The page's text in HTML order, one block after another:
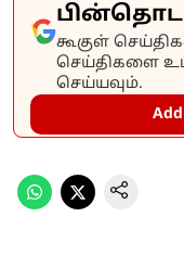
கூகுள்
செய்திகளை
செய்யவும்.